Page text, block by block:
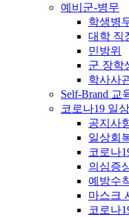
예비군-병무
학생병
대학 직
민방위
군 장학
학사사
Self-Brand 교
코로나19 일
공지사
일상회
코로나
의심증
예방수
마스크
코로나